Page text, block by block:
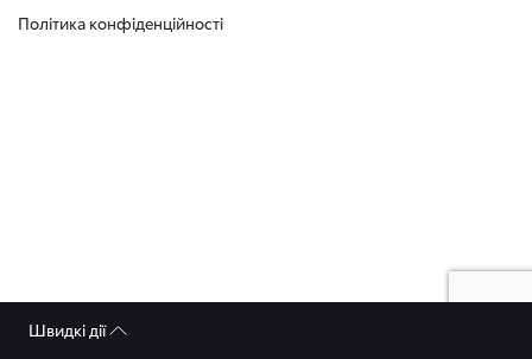
Швидкі дії
Політика конфіденційності